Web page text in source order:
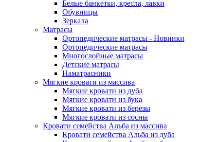
Белые банкетки, кресла, лавки
Обувницы
Зеркала
Матрасы
Ортопедические матрасы - Новинки
Ортопедические матрасы
Многослойные матрасы
Детские матрасы
Наматрасники
Мягкие кровати из массива
Мягкие кровати из дуба
Мягкие кровати из бука
Мягкие кровати из березы
Мягкие кровати из сосны
Кровати семейства Альба из массива
Кровати семейства Альба из дуба